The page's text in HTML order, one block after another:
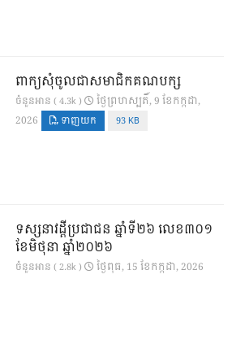
ពាក្យសុំចូលជាសមាជិកគណបក្ស
ចំនួនអាន ( 4.3k )
ថ្ងៃ​ព្រហស្បតិ៍, 9 ខែ​កក្កដា,
2026
ទាញយក 93 KB
ទស្សនាវដ្ដីប្រជាជន ឆ្នាំទី២៦ លេខ៣០១
ខែមិថុនា ឆ្នាំ២០២៦
ចំនួនអាន ( 2.8k ) ថ្ងៃ​ពុធ, 15 ខែ​កក្កដា, 2026